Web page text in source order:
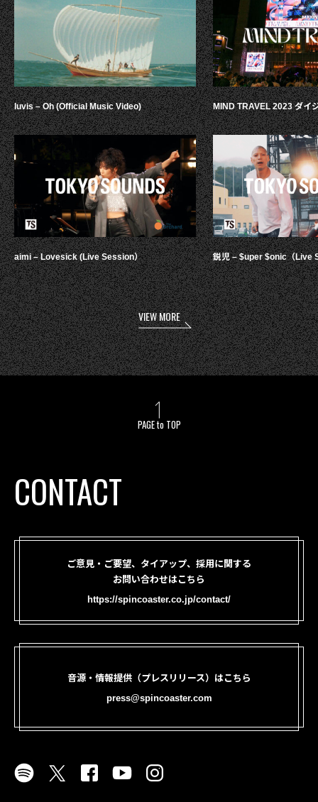
luvis – Oh (Official Music Video)
aimi – Lovesick (Live Session）
MIND TRAVEL 2023 ダイ
鋭児 – $uper $onic（Live
VIEW MORE
PAGE to TOP
CONTACT
ご意見・ご要望、タイアップ、採用に関する
お問い合わせはこちら
https://spincoaster.co.jp/contact/
音源・情報提供（プレスリリース）はこちら
press@spincoaster.com